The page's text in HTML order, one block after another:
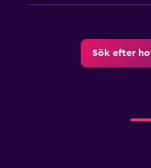
Sök efter